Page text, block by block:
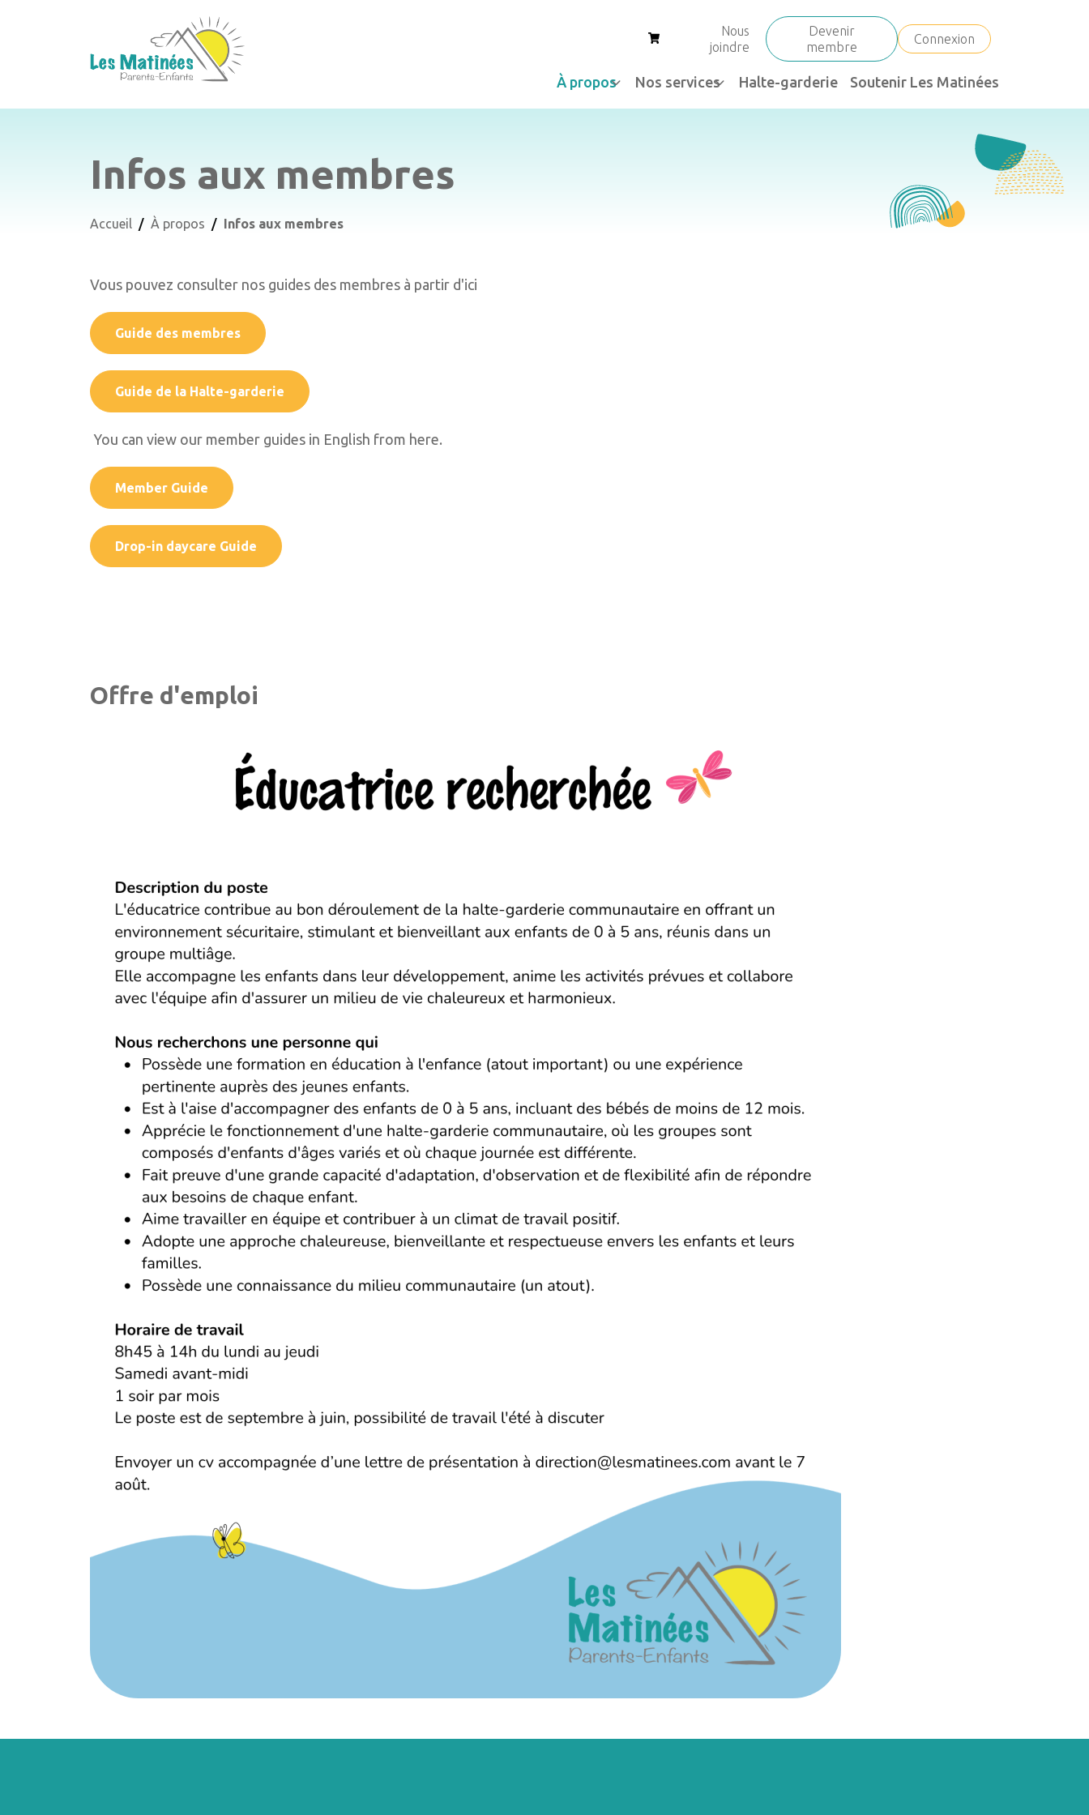
Panier
Nous
joindre
Devenir
membre
Connexion
À propos Nos services Halte-garderie Soutenir Les Matinées
Infos aux membres
Accueil À propos Infos aux membres
Vous pouvez consulter nos guides des membres à partir d'ici
Guide des membres
Guide de la Halte-garderie
You can view our member guides in English from here.
Member Guide
Drop-in daycare Guide
Offre d'emploi